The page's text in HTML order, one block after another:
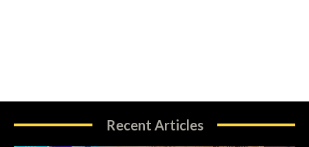
Recent Articles